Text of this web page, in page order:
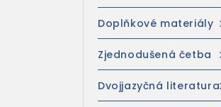
Doplňkové materiály
Zjednodušená četba
Dvojjazyčná literatura